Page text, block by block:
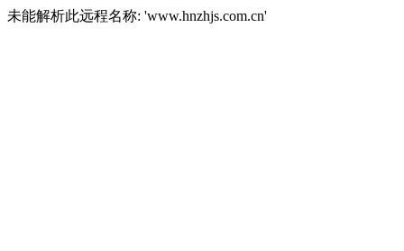
未能解析此远程名称: 'www.hnzhjs.com.cn'